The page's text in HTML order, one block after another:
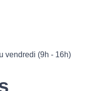
vendredi (9h - 16h)